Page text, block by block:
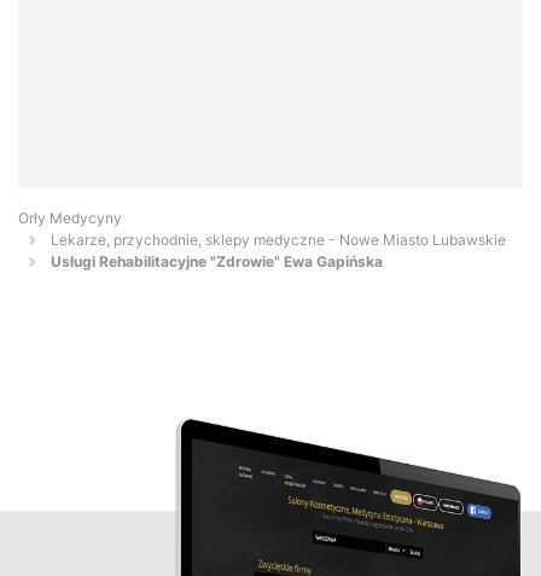
Orły Medycyny
Lekarze, przychodnie, sklepy medyczne - Nowe Miasto Lubawskie
Usługi Rehabilitacyjne "Zdrowie" Ewa Gapińska